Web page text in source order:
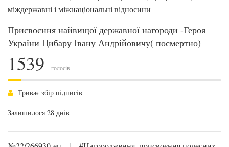
міждержавні і міжнаціональні відносини
Присвоєння найвищої державної нагороди -Героя
України Цибару Івану Андрійовичу( посмертно)
1539 голосів
Триває збір підписів
Залишилося 28 днів